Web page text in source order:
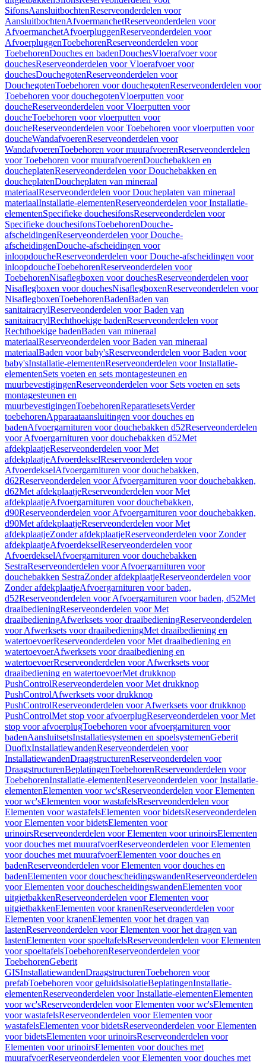
SifonsAansluitbochtenReserveonderdelen voor
AansluitbochtenAfvoermanchetReserveonderdelen voor
AfvoermanchetAfvoerpluggenReserveonderdelen voor
AfvoerpluggenToebehorenReserveonderdelen voor
ToebehorenDouches en badenDouchesVloerafvoer voor
douchesReserveonderdelen voor Vloerafvoer voor
douchesDouchegotenReserveonderdelen voor
DouchegotenToebehoren voor douchegotenReserveonderdelen voor
Toebehoren voor douchegotenVloerputten voor
doucheReserveonderdelen voor Vloerputten voor
doucheToebehoren voor vloerputten voor
doucheReserveonderdelen voor Toebehoren voor vloerputten voor
doucheWandafvoerenReserveonderdelen voor
WandafvoerenToebehoren voor muurafvoerenReserveonderdelen
voor Toebehoren voor muurafvoerenDouchebakken en
doucheplatenReserveonderdelen voor Douchebakken en
doucheplatenDoucheplaten van mineraal
materiaalReserveonderdelen voor Doucheplaten van mineraal
materiaalInstallatie-elementenReserveonderdelen voor Installatie-
elementenSpecifieke douchesifonsReserveonderdelen voor
Specifieke douchesifonsToebehorenDouche-
afscheidingenReserveonderdelen voor Douche-
afscheidingenDouche-afscheidingen voor
inloopdoucheReserveonderdelen voor Douche-afscheidingen voor
inloopdoucheToebehorenReserveonderdelen voor
ToebehorenNisaflegboxen voor douchesReserveonderdelen voor
Nisaflegboxen voor douchesNisaflegboxenReserveonderdelen voor
NisaflegboxenToebehorenBadenBaden van
sanitairacrylReserveonderdelen voor Baden van
sanitairacrylRechthoekige badenReserveonderdelen voor
Rechthoekige badenBaden van mineraal
materiaalReserveonderdelen voor Baden van mineraal
materiaalBaden voor baby'sReserveonderdelen voor Baden voor
baby'sInstallatie-elementenReserveonderdelen voor Installatie-
elementenSets voeten en sets montagesteunen en
muurbevestigingenReserveonderdelen voor Sets voeten en sets
montagesteunen en
muurbevestigingenToebehorenReparatiesetsVerder
toebehorenApparaataansluitingen voor douches en
badenAfvoergarnituren voor douchebakken d52Reserveonderdelen
voor Afvoergarnituren voor douchebakken d52Met
afdekplaatjeReserveonderdelen voor Met
afdekplaatjeAfvoerdekselReserveonderdelen voor
AfvoerdekselAfvoergarnituren voor douchebakken,
d62Reserveonderdelen voor Afvoergarnituren voor douchebakken,
d62Met afdekplaatjeReserveonderdelen voor Met
afdekplaatjeAfvoergarnituren voor douchebakken,
d90Reserveonderdelen voor Afvoergarnituren voor douchebakken,
d90Met afdekplaatjeReserveonderdelen voor Met
afdekplaatjeZonder afdekplaatjeReserveonderdelen voor Zonder
afdekplaatjeAfvoerdekselReserveonderdelen voor
AfvoerdekselAfvoergarnituren voor douchebakken
SestraReserveonderdelen voor Afvoergarnituren voor
douchebakken SestraZonder afdekplaatjeReserveonderdelen voor
Zonder afdekplaatjeAfvoergarnituren voor baden,
d52Reserveonderdelen voor Afvoergarnituren voor baden, d52Met
draaibedieningReserveonderdelen voor Met
draaibedieningAfwerksets voor draaibedieningReserveonderdelen
voor Afwerksets voor draaibedieningMet draaibediening en
watertoevoerReserveonderdelen voor Met draaibediening en
watertoevoerAfwerksets voor draaibediening en
watertoevoerReserveonderdelen voor Afwerksets voor
draaibediening en watertoevoerMet drukknop
PushControlReserveonderdelen voor Met drukknop
PushControlAfwerksets voor drukknop
PushControlReserveonderdelen voor Afwerksets voor drukknop
PushControlMet stop voor afvoerplugReserveonderdelen voor Met
stop voor afvoerplugToebehoren voor afvoergarnituren voor
badenAansluitsetsInstallatiesystemen en spoelsystemenGeberit
DuofixInstallatiewandenReserveonderdelen voor
InstallatiewandenDraagstructurenReserveonderdelen voor
DraagstructurenBeplatingenToebehorenReserveonderdelen voor
ToebehorenInstallatie-elementenReserveonderdelen voor Installatie-
elementenElementen voor wc'sReserveonderdelen voor Elementen
voor wc'sElementen voor wastafelsReserveonderdelen voor
Elementen voor wastafelsElementen voor bidetsReserveonderdelen
voor Elementen voor bidetsElementen voor
urinoirsReserveonderdelen voor Elementen voor urinoirsElementen
voor douches met muurafvoerReserveonderdelen voor Elementen
voor douches met muurafvoerElementen voor douches en
badenReserveonderdelen voor Elementen voor douches en
badenElementen voor douchescheidingswandenReserveonderdelen
voor Elementen voor douchescheidingswandenElementen voor
uitgietbakkenReserveonderdelen voor Elementen voor
uitgietbakkenElementen voor kranenReserveonderdelen voor
Elementen voor kranenElementen voor het dragen van
lastenReserveonderdelen voor Elementen voor het dragen van
lastenElementen voor spoeltafelsReserveonderdelen voor Elementen
voor spoeltafelsToebehorenReserveonderdelen voor
ToebehorenGeberit
GISInstallatiewandenDraagstructurenToebehoren voor
prefabToebehoren voor geluidsisolatieBeplatingenInstallatie-
elementenReserveonderdelen voor Installatie-elementenElementen
voor wc'sReserveonderdelen voor Elementen voor wc'sElementen
voor wastafelsReserveonderdelen voor Elementen voor
wastafelsElementen voor bidetsReserveonderdelen voor Elementen
voor bidetsElementen voor urinoirsReserveonderdelen voor
Elementen voor urinoirsElementen voor douches met
muurafvoerReserveonderdelen voor Elementen voor douches met